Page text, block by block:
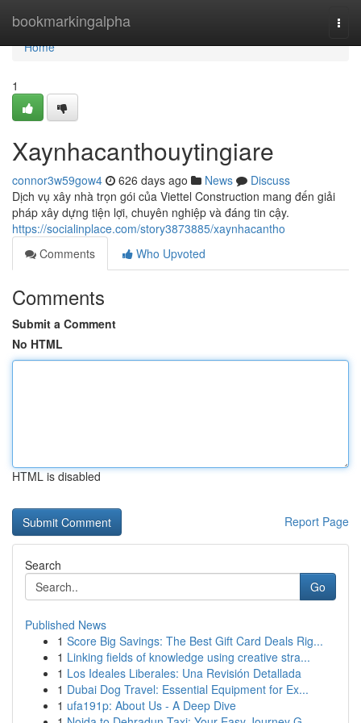
bookmarkingalpha
Home
Home
1
Xaynhacanthouytingiare
connor3w59gow4 626 days ago News
Discuss
Dịch vụ xây nhà trọn gói của Viettel Construction mang đến giải
pháp xây dựng tiện lợi, chuyên nghiệp và đáng tin cậy.
https://socialinplace.com/story3873885/xaynhacantho
Comments
Who Upvoted
Comments
Submit a Comment
No HTML
HTML is disabled
Report Page
Search
Go
Published News
1 Score Big Savings: The Best Gift Card Deals Rig...
1 Linking fields of knowledge using creative stra...
1 Los Ideales Liberales: Una Revisión Detallada
1 Dubai Dog Travel: Essential Equipment for Ex...
1 ufa191p: About Us - A Deep Dive